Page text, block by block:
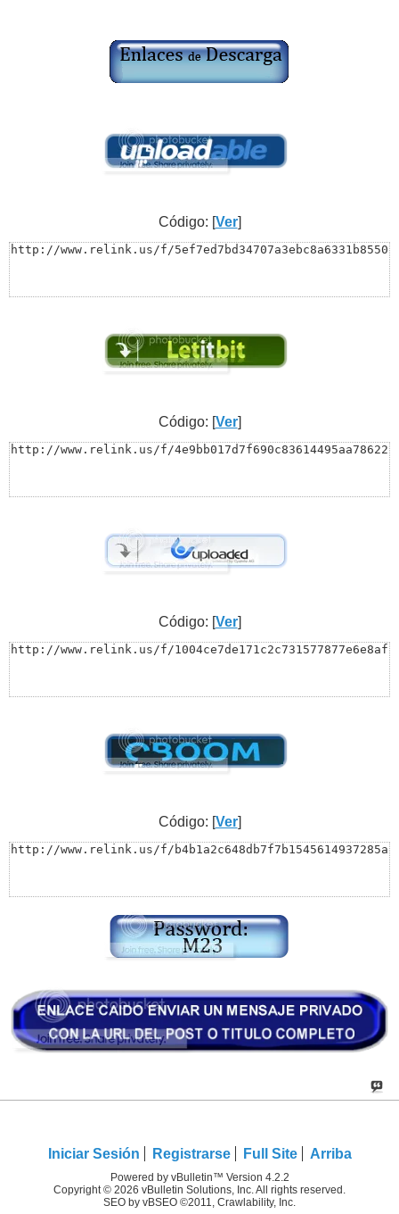
Código: [Ver]
http://www.relink.us/f/5ef7ed7bd34707a3ebc8a6331b8550
Código: [Ver]
http://www.relink.us/f/4e9bb017d7f690c83614495aa78622
Código: [Ver]
http://www.relink.us/f/1004ce7de171c2c731577877e6e8af
Código: [Ver]
http://www.relink.us/f/b4b1a2c648db7f7b1545614937285a
Iniciar Sesión Registrarse Full Site Arriba
Powered by vBulletin™ Version 4.2.2
Copyright © 2026 vBulletin Solutions, Inc. All rights reserved.
SEO by vBSEO ©2011, Crawlability, Inc.